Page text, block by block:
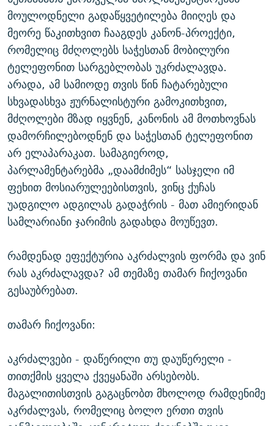
მოულოდნელი გადაწყვეტილება მიიღეს და
მეორე წაკითხვით ჩააგდეს კანონ-პროექტი,
რომელიც მძღოლებს საჭესთან მობილური
ტელეფონით სარგებლობას უკრძალავდა.
არადა, ამ სამიოდე თვის წინ ჩატარებული
სხვადასხვა ჟურნალისტური გამოკითხვით,
მძღოლები მზად იყვნენ, კანონის ამ მოთხოვნას
დამორჩილებოდნენ და საჭესთან ტელეფონით
არ ელაპარაკათ. სამაგიეროდ,
პარლამენტარებმა „დაამძიმეს“ სასჯელი იმ
ფეხით მოსიარულეებისთვის, ვინც ქუჩას
უადგილო ადგილას გადაჭრის - მათ ამიერიდან
სამლარიანი ჯარიმის გადახდა მოუწევთ.
რამდენად ეფექტურია აკრძალვის ფორმა და ვინ
რას აკრძალავდა? ამ თემაზე თამარ ჩიქოვანი
გესაუბრებათ.
თამარ ჩიქოვანი:
აკრძალვები - დაწერილი თუ დაუწერელი -
თითქმის ყველა ქვეყანაში არსებობს.
მაგალითისთვის გაგაცნობთ მხოლოდ რამდენიმე
აკრძალვას, რომელიც ბოლო ერთი თვის